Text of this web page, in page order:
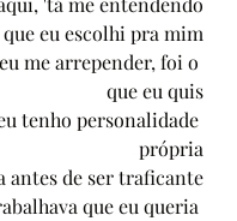
eu escolhi pra mim
me arrepender, foi o
que eu quis
tenho personalidade
própria
antes de ser traficante
que eu queria